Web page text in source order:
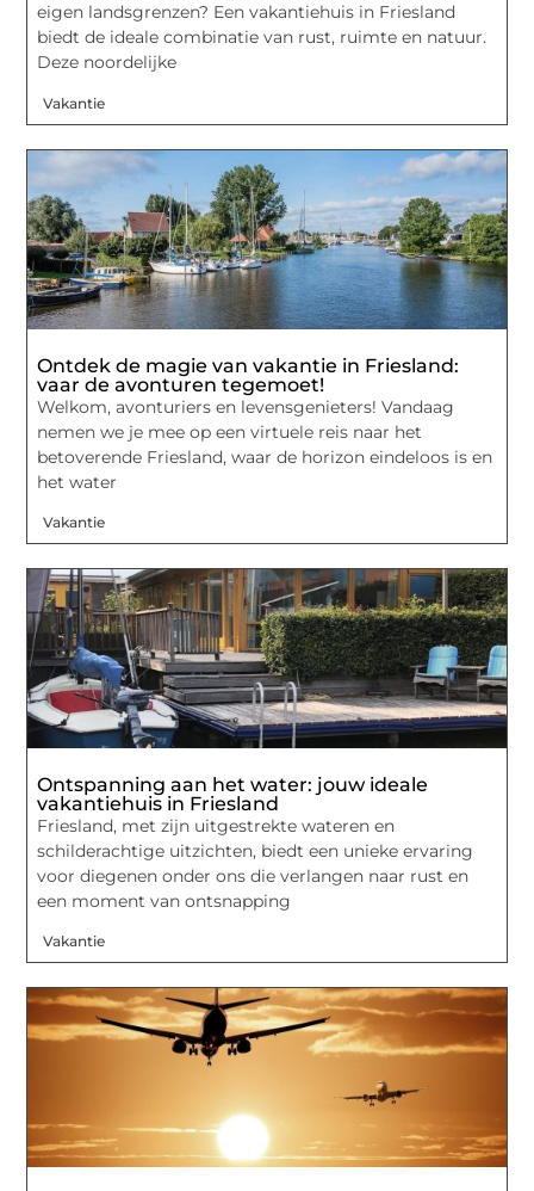
eigen landsgrenzen? Een vakantiehuis in Friesland
biedt de ideale combinatie van rust, ruimte en natuur.
Deze noordelijke
Vakantie
Ontdek de magie van vakantie in Friesland:
vaar de avonturen tegemoet!
Welkom, avonturiers en levensgenieters! Vandaag
nemen we je mee op een virtuele reis naar het
betoverende Friesland, waar de horizon eindeloos is en
het water
Vakantie
Ontspanning aan het water: jouw ideale
vakantiehuis in Friesland
Friesland, met zijn uitgestrekte wateren en
schilderachtige uitzichten, biedt een unieke ervaring
voor diegenen onder ons die verlangen naar rust en
een moment van ontsnapping
Vakantie